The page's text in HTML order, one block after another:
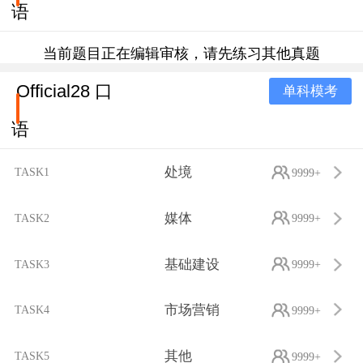
语
当前题目正在编辑审核，请先练习其他真题
Official28 口
语
单科模考
TASK1 处境 9999+
TASK2 媒体 9999+
TASK3 基础建设 9999+
TASK4 市场营销 9999+
TASK5 其他 9999+